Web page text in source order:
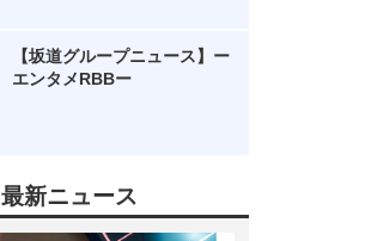
【坂道グループニュース】ー
エンタメRBBー
最新ニュース